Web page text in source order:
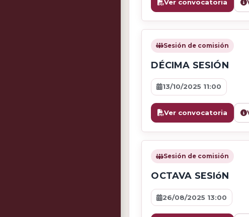
Ver convocatoria
Sesión de comisión
DÉCIMA SESIÓN
13/10/2025 11:00
Ver convocatoria
Sesión de comisión
OCTAVA SESIóN
26/08/2025 13:00